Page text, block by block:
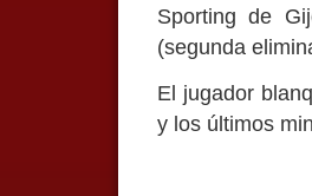
Sporting de
(segunda
El jugador
y los últimos